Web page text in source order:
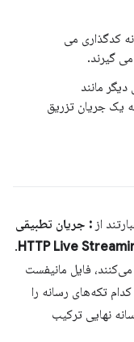
می
مانند
جریان تزریق
از: جریان تطبیقی
HTTP Live
).
فایل مانیفست
رسانه را
ترکیب